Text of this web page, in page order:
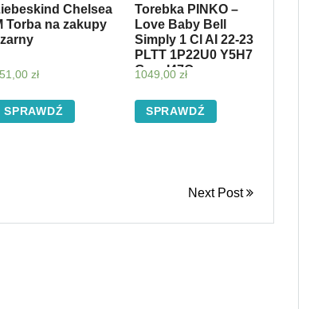
Chelsea
Torba na zakupy
zł
SPRAWDŹ
Torebka PINKO –
Love Baby Bell
Simply 1 Cl AI 22-23
PLTT 1P22U0 Y5H7
Grey I47Q
1049,00 zł
SPRAWDŹ
Next Post